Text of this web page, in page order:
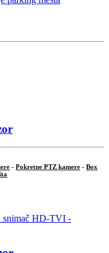
- Pokretne PTZ kamere - Box